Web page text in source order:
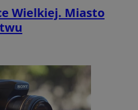
Wielkiej. Miasto